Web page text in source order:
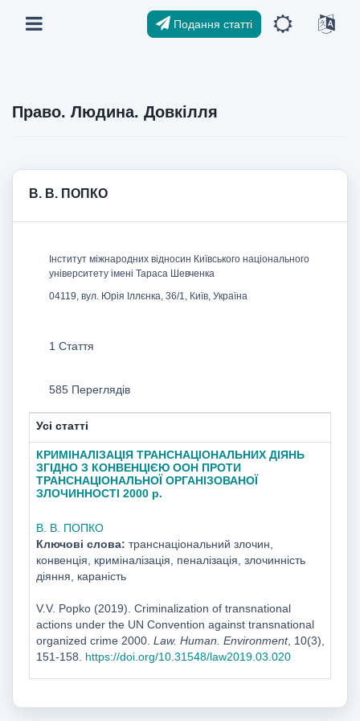
Подання статті
Право. Людина. Довкілля
В. В. ПОПКО
Інститут міжнародних відносин Київського національного
університету імені Тараса Шевченка
04119, вул. Юрія Іллєнка, 36/1, Київ, Україна
1 Стаття
585 Переглядів
Усі статті
КРИМІНАЛІЗАЦІЯ ТРАНСНАЦІОНАЛЬНИХ ДІЯНЬ
ЗГІДНО З КОНВЕНЦІЄЮ ООН ПРОТИ
ТРАНСНАЦІОНАЛЬНОЇ ОРГАНІЗОВАНОЇ
ЗЛОЧИННОСТІ 2000 р.
В. В. ПОПКО
Ключові слова: транснаціональний злочин,
конвенція, криміналізація, пеналізація, злочинність
діяння, караність
V.V. Popko (2019). Criminalization of transnational
actions under the UN Convention against transnational
organized crime 2000. Law. Human. Environment, 10(3),
151-158. https://doi.org/10.31548/law2019.03.020